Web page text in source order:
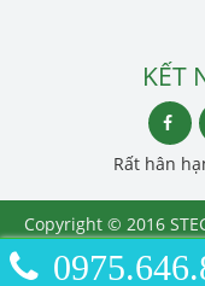
KẾT
Rất hân
Copyright © 2016